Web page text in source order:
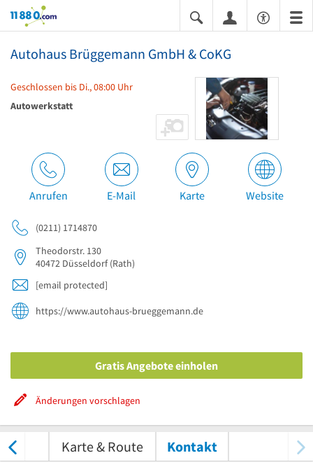
11880.com
Autohaus Brüggemann GmbH & CoKG
Geschlossen bis Di., 08:00 Uhr
Autowerkstatt
Anrufen E-Mail Karte Website
(0211) 1714870
Theodorstr. 130
40472 Düsseldorf(Rath)
[email protected]
https://www.autohaus-brueggemann.de
Gratis Angebote einholen
Änderungen vorschlagen
Karte & Route Kontakt